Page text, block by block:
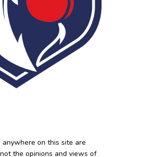
on this site are
the opinions and views of